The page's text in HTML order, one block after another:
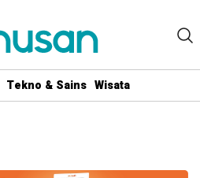
{ display: none } .totalpembaca {
Tekno & Sains Wisata